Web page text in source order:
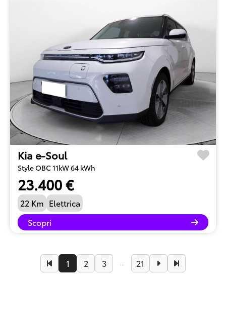
Kia e-Soul
Style OBC 11kW 64 kWh
23.400 €
22 Km Elettrica
Scopri
1 2 3 ... 21